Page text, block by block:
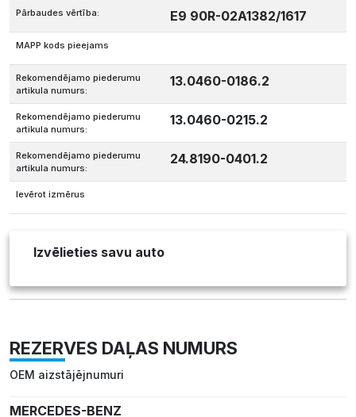
Pārbaudes vērtība: E9 90R-02A1382/1617
MAPP kods pieejams
Rekomendējamo piederumu
artikula numurs:
13.0460-0186.2
Rekomendējamo piederumu
artikula numurs:
13.0460-0215.2
Rekomendējamo piederumu
artikula numurs:
24.8190-0401.2
Ievērot izmērus
Izvēlieties savu auto
REZERVES DAĻAS NUMURS
OEM aizstājējnumuri
MERCEDES-BENZ